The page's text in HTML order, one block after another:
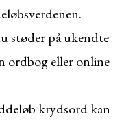
støder på ukendte
ordbog eller online
krydsord kan